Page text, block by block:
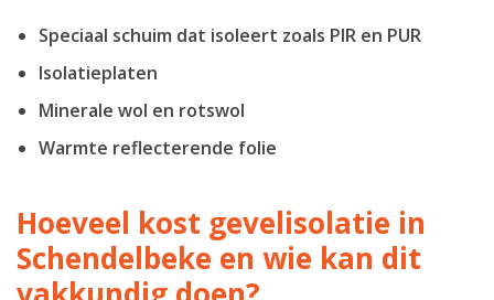
Speciaal schuim dat isoleert zoals PIR en PUR
Isolatieplaten
Minerale wol en rotswol
Warmte reflecterende folie
Hoeveel kost gevelisolatie in
Schendelbeke en wie kan dit